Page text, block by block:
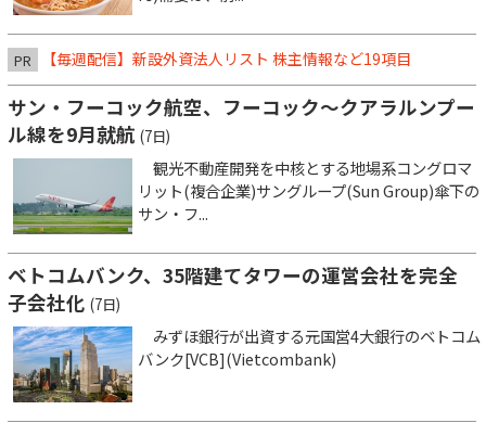
PR 【毎週配信】新設外資法人リスト 株主情報など19項目
サン・フーコック航空、フーコック～クアラルンプー
ル線を9月就航 (7日)
観光不動産開発を中核とする地場系コングロマ
リット(複合企業)サングループ(Sun Group)傘下の
サン・フ...
ベトコムバンク、35階建てタワーの運営会社を完全
子会社化 (7日)
みずほ銀行が出資する元国営4大銀行のベトコム
バンク[VCB](Vietcombank)